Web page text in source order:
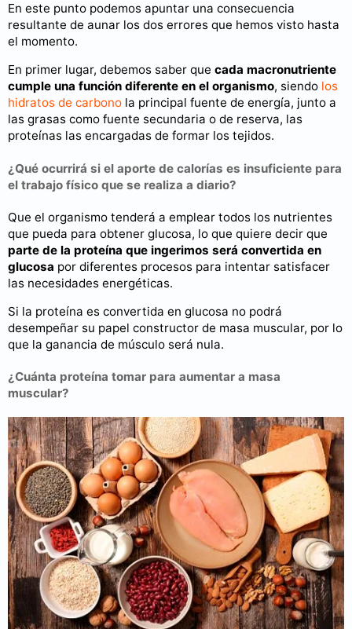
En este punto podemos apuntar una consecuencia
resultante de aunar los dos errores que hemos visto hasta
el momento.
En primer lugar, debemos saber que cada macronutriente
cumple una función diferente en el organismo, siendo los
hidratos de carbono la principal fuente de energía, junto a
las grasas como fuente secundaria o de reserva, las
proteínas las encargadas de formar los tejidos.
¿Qué ocurrirá si el aporte de calorías es insuficiente para
el trabajo físico que se realiza a diario?
Que el organismo tenderá a emplear todos los nutrientes
que pueda para obtener glucosa, lo que quiere decir que
parte de la proteína que ingerimos será convertida en
glucosa por diferentes procesos para intentar satisfacer
las necesidades energéticas.
Si la proteína es convertida en glucosa no podrá
desempeñar su papel constructor de masa muscular, por lo
que la ganancia de músculo será nula.
¿Cuánta proteína tomar para aumentar a masa
muscular?